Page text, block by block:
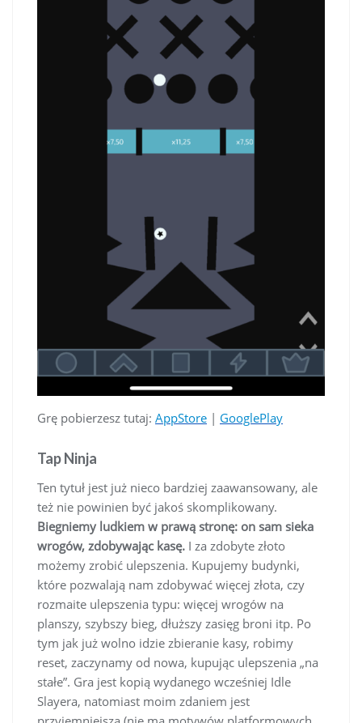
Grę pobierzesz tutaj: AppStore | GooglePlay
Tap Ninja
Ten tytuł jest już nieco bardziej zaawansowany, ale
też nie powinien być jakoś skomplikowany.
Biegniemy ludkiem w prawą stronę: on sam sieka
wrogów, zdobywając kasę. I za zdobyte złoto
możemy zrobić ulepszenia. Kupujemy budynki,
które pozwalają nam zdobywać więcej złota, czy
rozmaite ulepszenia typu: więcej wrogów na
planszy, szybszy bieg, dłuższy zasięg broni itp. Po
tym jak już wolno idzie zbieranie kasy, robimy
reset, zaczynamy od nowa, kupując ulepszenia „na
stałe”. Gra jest kopią wydanego wcześniej Idle
Slayera, natomiast moim zdaniem jest